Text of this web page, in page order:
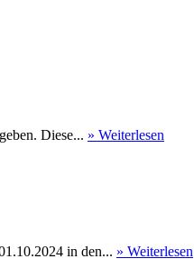
Diese... » Weiterlesen
in den... » Weiterlesen